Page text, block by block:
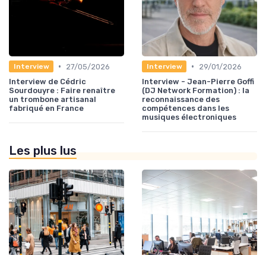
Interview •
27/05/2026
Interview de Cédric
Sourdouyre : Faire renaître
un trombone artisanal
fabriqué en France
Interview •
29/01/2026
Interview - Jean-Pierre Goffi
(DJ Network Formation) : la
reconnaissance des
compétences dans les
musiques électroniques
Les plus lus